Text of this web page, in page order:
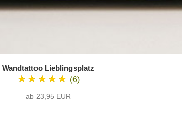
Wandtattoo Lieblingsplatz
★★★★★ (6)
ab 23,95 EUR